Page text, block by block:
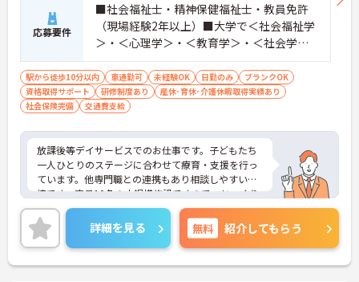
応募要件
■社会福祉士・精神保健福祉士・教員免許
（現場経験2年以上）■大学で＜社会福祉学
＞・＜心理学＞・＜教育学＞・＜社会学＞
のいずれかの単位を取得している方 ■普
通自動車免許※送迎業務必須 ※未経験・ブ
ランクのある方も歓迎
駅から徒歩10分以内 車通勤可 未経験OK 日勤のみ
ブランクOK
資格取得サポート
研修制度あり
産休･育休･介護休暇取得実績あり
社会保険完備
交通費支給
放課後等デイサービスでのお仕事です。子どもたち
一人ひとりのステージに合わせて療育・支援を行っ
ています。他専門職との連携もあり相談しやすい環
境です。定員10名の小規模施設ですので、じっくり
と向き合うことができます。ご興味のある方には、
面接対策ポイントなど、さらに詳細をお話しいたし
ますのでお気軽にご相談ください！
詳細を見る 無料 紹介してもらう